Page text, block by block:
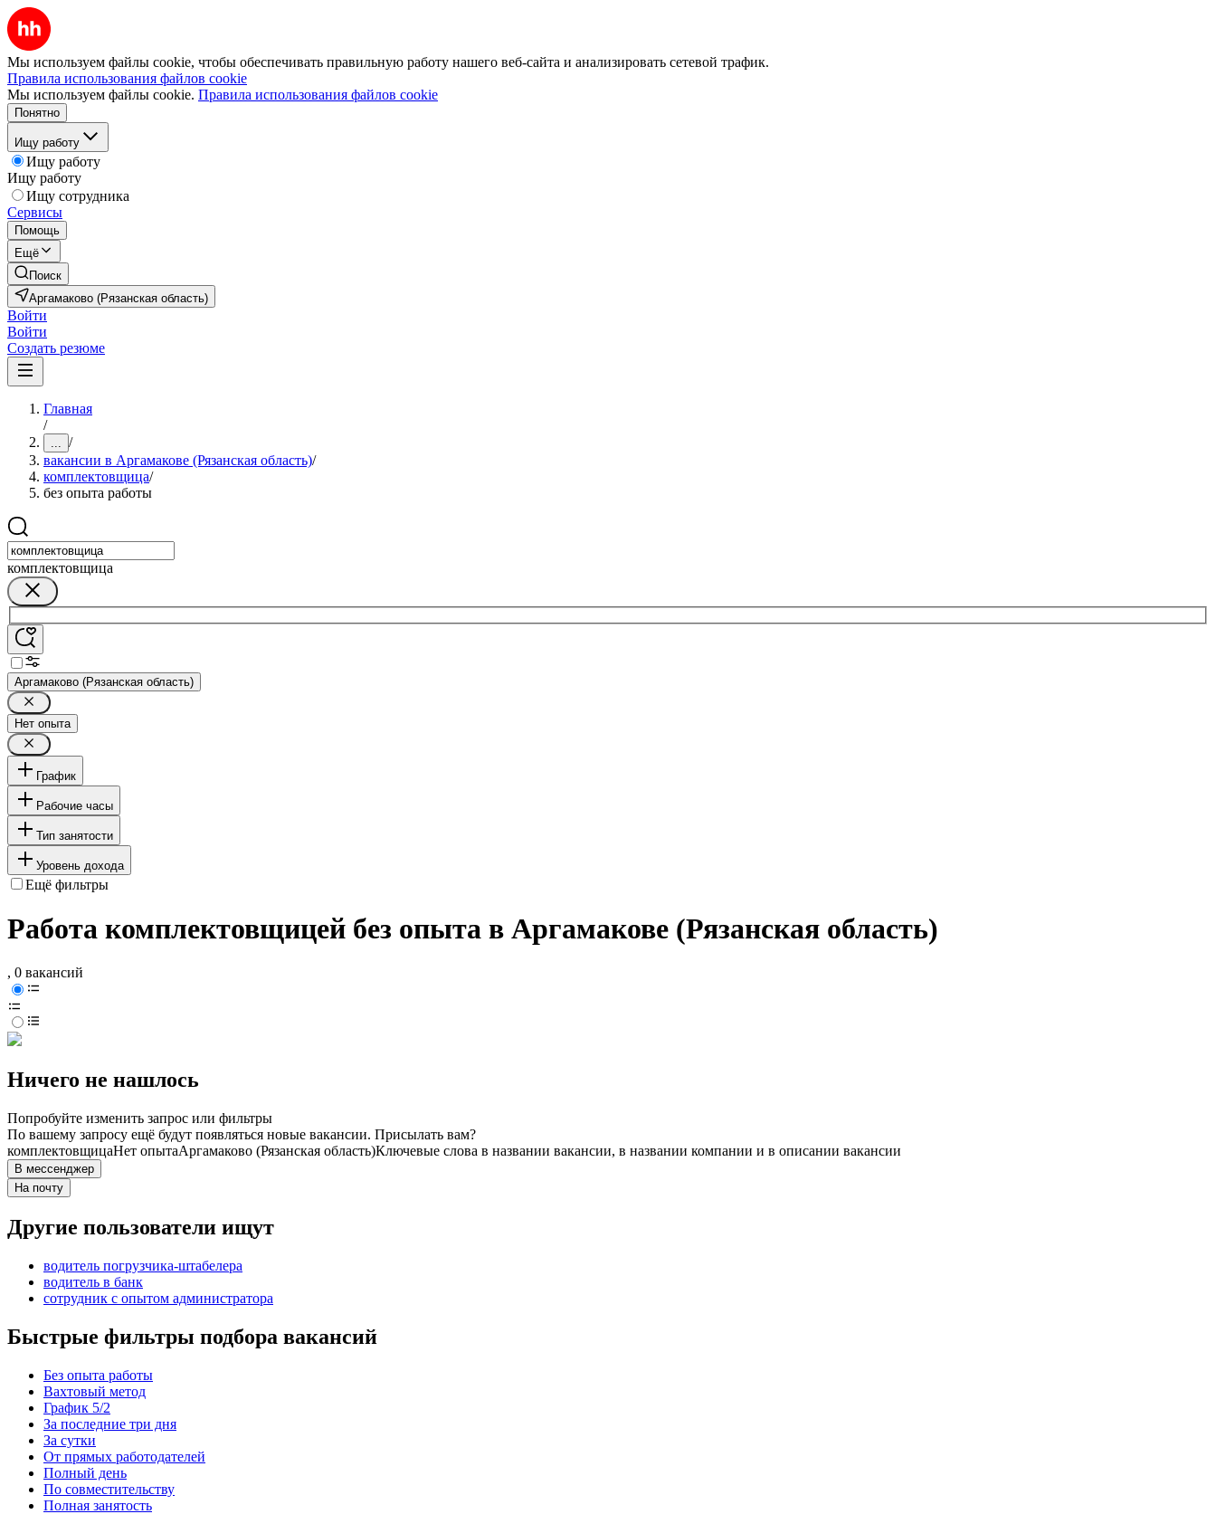
Мы используем файлы cookie, чтобы обеспечивать правильную работу нашего веб-сайта и анализировать сетевой трафик.
Правила использования файлов cookie
Мы используем файлы cookie. Правила использования файлов cookie
Понятно
Ищу работу
Ищу работу
Ищу работу
Ищу сотрудника
Сервисы
Помощь
Ещё
Поиск
Аргамаково (Рязанская область)
Войти
Войти
Создать резюме
Главная
/
... /
вакансии в Аргамакове (Рязанская область)/
комплектовщица/
без опыта работы
комплектовщица
Аргамаково (Рязанская область)
Нет опыта
График
Рабочие часы
Тип занятости
Уровень дохода
Ещё фильтры
Работа комплектовщицей без опыта в Аргамакове (Рязанская область)
, 0 вакансий
Ничего не нашлось
Попробуйте изменить запрос или фильтры
По вашему запросу ещё будут появляться новые вакансии. Присылать вам?
комплектовщицаНет опытаАргамаково (Рязанская область)Ключевые слова в названии вакансии, в названии компании и в описании вакансии
В мессенджер
На почту
Другие пользователи ищут
водитель погрузчика-штабелера
водитель в банк
сотрудник с опытом администратора
Быстрые фильтры подбора вакансий
Без опыта работы
Вахтовый метод
График 5/2
За последние три дня
За сутки
От прямых работодателей
Полный день
По совместительству
Полная занятость